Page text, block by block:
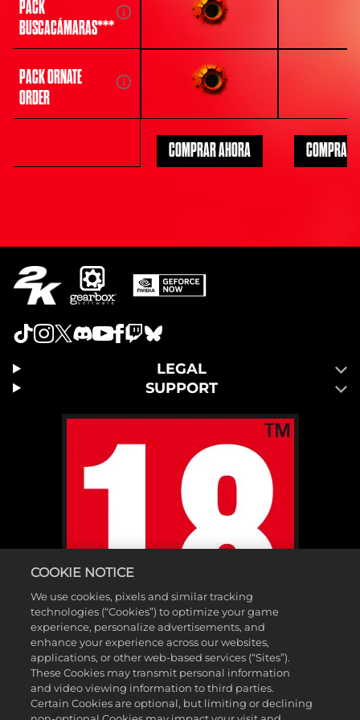
PACK
BUSCACÁMARAS***
PACK ORNATE
ORDER
COMPRAR AHORA COMPRAR
LEGAL
SUPPORT
COOKIE NOTICE
We use cookies, pixels and similar tracking
technologies (“Cookies”) to optimize your game
experience, personalize advertisements, and
enhance your experience across our websites,
applications, or other web-based services (“Sites”).
These Cookies may transmit personal information
and video viewing information to third parties.
Certain Cookies are optional, but limiting or declining